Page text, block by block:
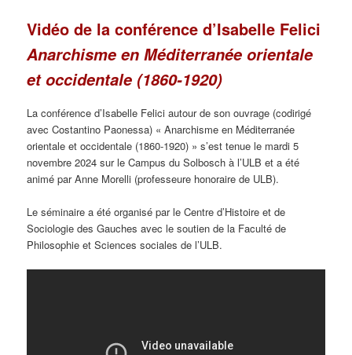
Vidéo de la conférence d’Isabelle Felici
Anarchisme en Méditerranée orientale
et occidentale (1860-1920)
La conférence d’Isabelle Felici autour de son ouvrage (codirigé
avec Costantino Paonessa) « Anarchisme en Méditerranée
orientale et occidentale (1860-1920) » s’est tenue le mardi 5
novembre 2024 sur le Campus du Solbosch à l’ULB et a été
animé par Anne Morelli (professeure honoraire de ULB).
Le séminaire a été organisé par le Centre d’Histoire et de
Sociologie des Gauches avec le soutien de la Faculté de
Philosophie et Sciences sociales de l’ULB.